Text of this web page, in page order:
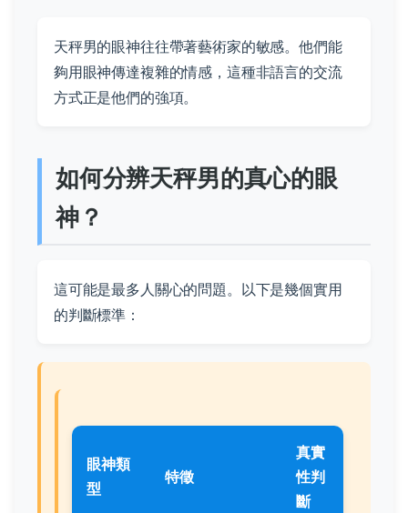
天秤男的眼神往往帶著藝術家的敏感。他們能
夠用眼神傳達複雜的情感，這種非語言的交流
方式正是他們的強項。
如何分辨天秤男的真心的眼
神？
這可能是最多人關心的問題。以下是幾個實用
的判斷標準：
眼神類
型
特徵
真實
性判
斷